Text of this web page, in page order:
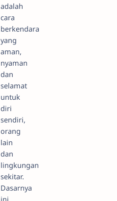
adalah
cara
berkendara
yang
aman,
nyaman
dan
selamat
untuk
diri
sendiri,
orang
lain
dan
lingkungan
sekitar.
Dasarnya
ini